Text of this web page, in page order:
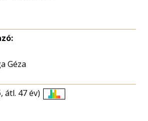
Géza
átl. 47 év)